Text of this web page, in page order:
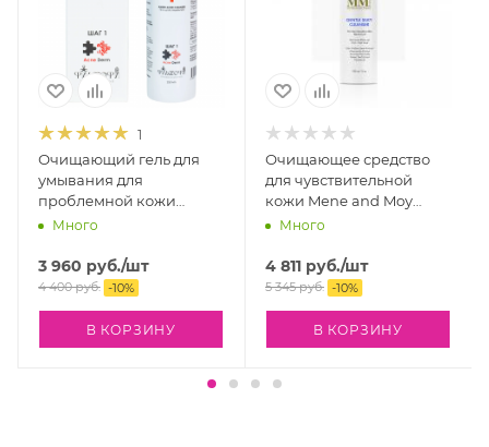
1
Очищающий гель для
умывания для
проблемной кожи
Philosophy Acne Derm
мл
Много
3 960 руб./шт
4 400руб. -10%
В КОРЗИНУ
Очищающее средство
для чувствительной
кожи Mene and Moy
System Gentle Silky
Много
4 811 руб./шт
5 345руб. -10%
В КОРЗИНУ